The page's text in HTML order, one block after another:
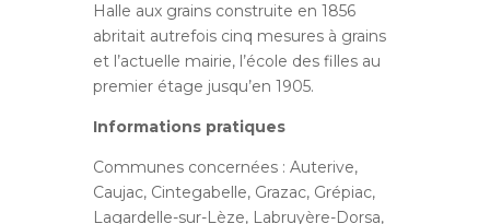
Halle aux grains construite en 1856
abritait autrefois cinq mesures à grains
et l’actuelle mairie, l’école des filles au
premier étage jusqu’en 1905.
Informations pratiques
Communes concernées : Auterive,
Caujac, Cintegabelle, Grazac, Grépiac,
Lagardelle-sur-Lèze, Labruyère-Dorsa,